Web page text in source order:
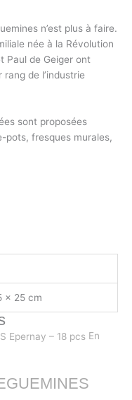
n’est plus à faire.
née à la Révolution
Paul de Geiger ont
de l’industrie
sont proposées
pots, fresques murales,
× 25 cm
En